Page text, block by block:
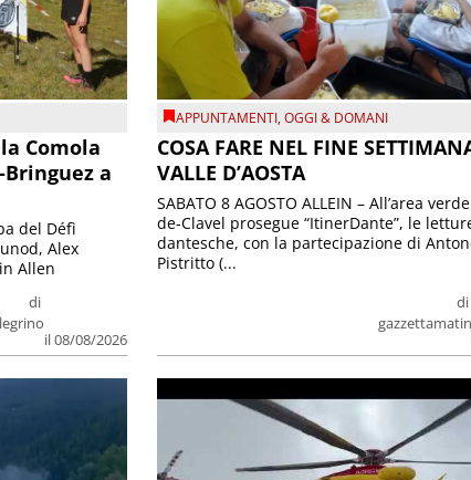
Comola
a
di
il 08/08/2026
del Défì
Alex
Allen
APPUNTAMENTI,OGGI & DOMANI
COSA FARE NEL FINE
VALLE D’AOSTA
di
gazzettamatin
SABATO 8 AGOSTO ALLEIN – All’area
de-Clavel prosegue “ItinerDante”, le
dantesche, con la partecipazione di
Pistritto (...